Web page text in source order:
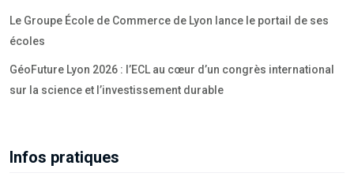
Le Groupe École de Commerce de Lyon lance le portail de ses
écoles
GéoFuture Lyon 2026 : l’ECL au cœur d’un congrès international
sur la science et l’investissement durable
Infos pratiques